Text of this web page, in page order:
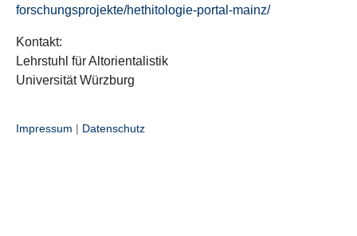
forschungsprojekte/hethitologie-portal-mainz/
Kontakt:
Lehrstuhl für Altorientalistik
Universität Würzburg
Impressum | Datenschutz